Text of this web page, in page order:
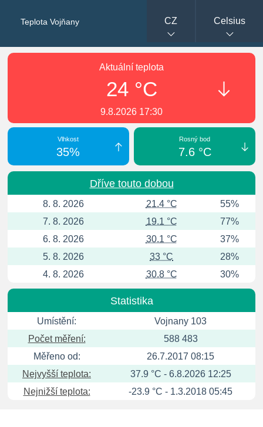
Teplota Vojňany CZ Celsius
Aktuální teplota
24 °C
9.8.2026 17:30
Vlhkost
35%
Rosný bod
7.6 °C
Dříve touto dobou
8. 8. 2026 21.4 °C
55%
7. 8. 2026
19.1 °C
77%
6. 8. 2026
30.1 °C
37%
5. 8. 2026
33 °C
28%
4. 8. 2026
30.8 °C 30%
Statistika
Umístění:
Vojnany 103
Počet měření:
588 483
Měřeno od:
26.7.2017 08:15
Nejvyšší teplota:
37.9 °C - 6.8.2026 12:25
Nejnižší teplota:
-23.9 °C - 1.3.2018 05:45